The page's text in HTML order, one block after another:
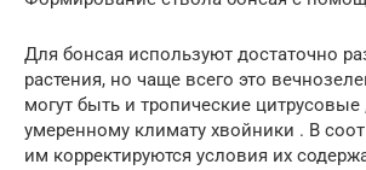
Для бонсая используют достаточно
растения, но чаще всего это
могут быть и тропические
умеренному климату хвойники . В
им корректируются условия их